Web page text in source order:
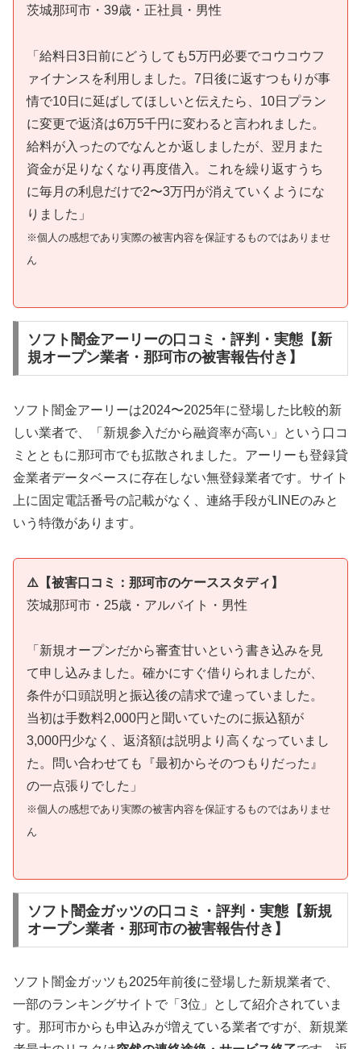
茨城那珂市・39歳・正社員・男性
「給料日3日前にどうしても5万円必要でコウコウフ
ァイナンスを利用しました。7日後に返すつもりが事
情で10日に延ばしてほしいと伝えたら、10日プラン
に変更で返済は6万5千円に変わると言われました。
給料が入ったのでなんとか返しましたが、翌月また
資金が足りなくなり再度借入。これを繰り返すうち
に毎月の利息だけで2〜3万円が消えていくようにな
りました」
※個人の感想であり実際の被害内容を保証するものではありませ
ん
ソフト闇金アーリーの口コミ・評判・実態【新
規オープン業者・那珂市の被害報告付き】
ソフト闇金アーリーは2024〜2025年に登場した比較的新
しい業者で、「新規参入だから融資率が高い」という口コ
ミとともに那珂市でも拡散されました。アーリーも登録貸
金業者データベースに存在しない無登録業者です。サイト
上に固定電話番号の記載がなく、連絡手段がLINEのみと
いう特徴があります。
⚠️【被害口コミ：那珂市のケーススタディ】
茨城那珂市・25歳・アルバイト・男性
「新規オープンだから審査甘いという書き込みを見
て申し込みました。確かにすぐ借りられましたが、
条件が口頭説明と振込後の請求で違っていました。
当初は手数料2,000円と聞いていたのに振込額が
3,000円少なく、返済額は説明より高くなっていまし
た。問い合わせても『最初からそのつもりだった』
の一点張りでした」
※個人の感想であり実際の被害内容を保証するものではありませ
ん
ソフト闇金ガッツの口コミ・評判・実態【新規
オープン業者・那珂市の被害報告付き】
ソフト闇金ガッツも2025年前後に登場した新規業者で、
一部のランキングサイトで「3位」として紹介されていま
す。那珂市からも申込みが増えている業者ですが、新規業